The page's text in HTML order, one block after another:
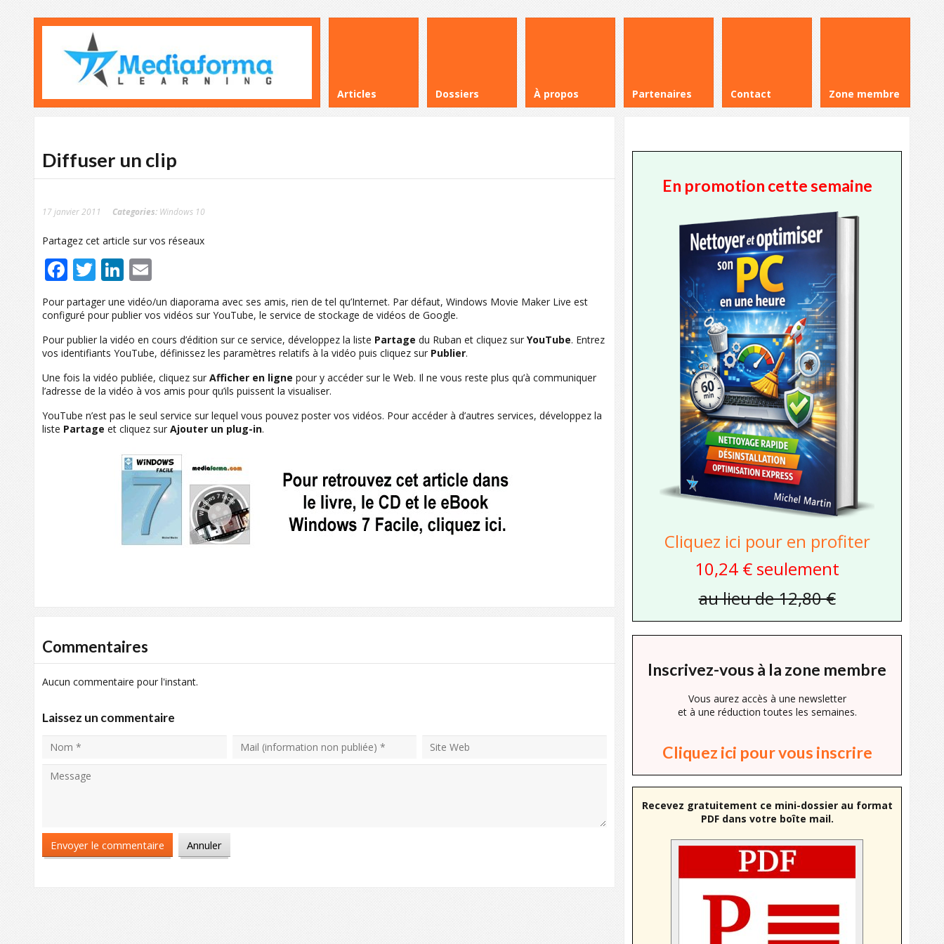
Articles Dossiers À propos Partenaires Contact Zone membre
Diffuser un clip
17 janvier 2011 Categories: Windows 10
Partagez cet article sur vos réseaux
Facebook
TwitterLinkedIn
Pour partager une vidéo/un diaporama avec ses amis, rien de tel qu’Internet. Par défaut, Windows Movie Maker Live est
configuré pour publier vos vidéos sur YouTube, le service de stockage de vidéos de Google.
Pour publier la vidéo en cours d’édition sur ce service, développez la liste Partage du Ruban et cliquez sur YouTube. Entrez
vos identifiants YouTube, définissez les paramètres relatifs à la vidéo puis cliquez sur Publier.
Une fois la vidéo publiée, cliquez sur Afficher en ligne pour y accéder sur le Web. Il ne vous reste plus qu’à communiquer
l’adresse de la vidéo à vos amis pour qu’ils puissent la visualiser.
YouTube n’est pas le seul service sur lequel vous pouvez poster vos vidéos. Pour accéder à d’autres services, développez la
liste Partage et cliquez sur Ajouter un plug-in.
Commentaires
Aucun commentaire pour l'instant.
Laissez un commentaire
En promotion cette semaine
Cliquez ici pour en profiter
10,24 € seulement
au lieu de 12,80 €
Inscrivez-vous à la zone membre
Vous aurez accès à une newsletter
et à une réduction toutes les semaines.
Cliquez ici pour vous inscrire
Recevez gratuitement ce mini-dossier au format
PDF dans votre boîte mail.